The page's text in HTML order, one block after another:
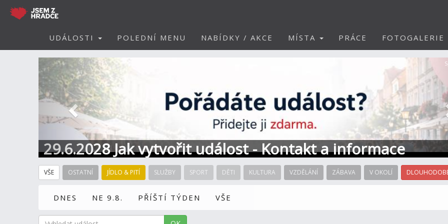
UDÁLOSTI POLEDNÍ MENU NABÍDKY / AKCE MÍSTA PRÁCE FOTOGALERIE
29.6.2028 Jak vytvořit událost - Kontakt a informace
Předchozí
VŠE OSTATNÍ JÍDLO & PITÍ SLUŽBY SPORT DĚTI KULTURA VZDĚLÁNÍ ZÁBAVA V OKOLÍ
DNES NE 9.8. PŘÍŠTÍ TÝDEN VŠE